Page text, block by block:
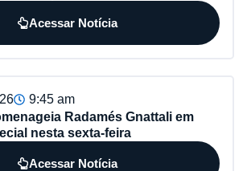
Acessar Notícia
9:45 am
Radamés Gnattali em
nesta sexta-feira
Acessar Notícia